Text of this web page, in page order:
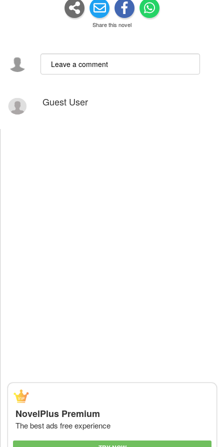
Share this novel
Guest User
NovelPlus Premium
The best ads free experience